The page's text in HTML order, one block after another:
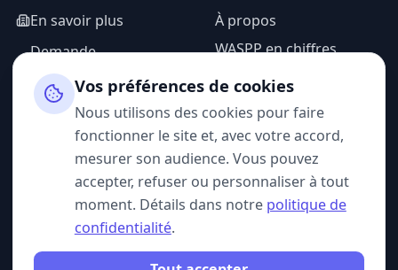
En savoir plus
Demande
d'information
Espace admin
À propos
WASPP en chiffres
Mentions légales
Politique de
confidentialité
CGU
SUIVEZ-NOUS
Vos préférences de cookies
Nous utilisons des cookies pour faire
fonctionner le site et, avec votre accord,
mesurer son audience. Vous pouvez
accepter, refuser ou personnaliser à tout
moment. Détails dans notre politique de
confidentialité.